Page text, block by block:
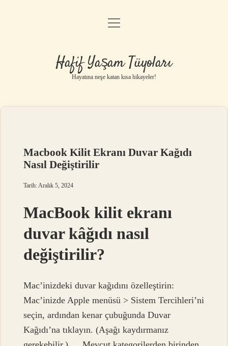
Anasayfa
Yasal Uyarı
menüyü
Hafif Yaşam Tüyoları
Hayatına neşe katan kısa hikayeler!
Macbook Kilit Ekranı Duvar Kağıdı
Nasıl Değiştirilir
Tarih: Aralık 5, 2024
MacBook kilit ekranı
duvar kâğıdı nasıl
değiştirilir?
Mac’inizdeki duvar kağıdını özelleştirin:
Mac’inizde Apple menüsü > Sistem Tercihleri’ni
seçin, ardından kenar çubuğunda Duvar
Kağıdı’na tıklayın. (Aşağı kaydırmanız